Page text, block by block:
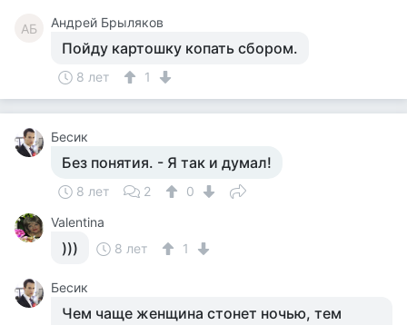
АБ Андрей Брыляков
Пойду картошку копать сбором.
8 лет 1
Бесик
Без понятия. - Я так и думал!
8 лет 2
0
Valentina
))) 8 лет 1
Бесик
Чем чаще женщина стонет ночью, тем